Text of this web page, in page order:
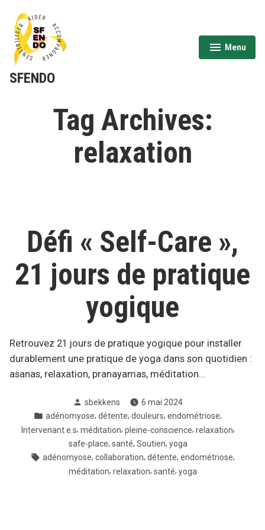
contenu
SFENDO
Menu
expanded
collapsed
Tag Archives:
relaxation
Défi « Self-Care »,
21 jours de pratique
yogique
Retrouvez 21 jours de pratique yogique pour installer
durablement une pratique de yoga dans son quotidien :
asanas, relaxation, pranayamas, méditation…
Posté
par
sbekkens
6 mai 2024
Posté
dans
adénomyose, détente, douleurs, endométriose,
Intervenant.e.s, méditation, pleine-conscience, relaxation,
safe-place, santé, Soutien, yoga
Tags:
adénomyose, collaboration, détente, endométriose,
méditation, relaxation, santé, yoga